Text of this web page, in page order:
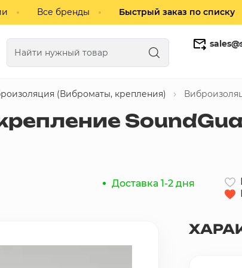
Все бренды Быстрый заказ по списку
Газобетонные блоки Кирпич
(Виброматы, крепления)
Доставка 1-2 дня